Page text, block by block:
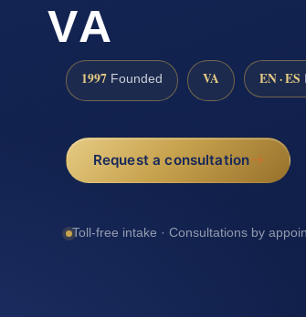
VA
1997 Founded VA EN · ES
Request a consultation
Toll-free intake · Consultations by